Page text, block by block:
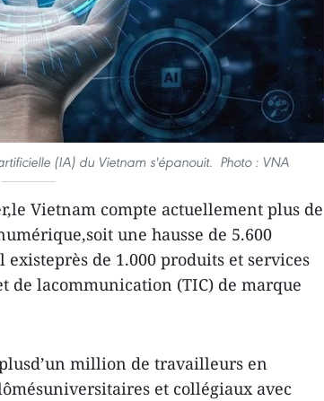
(IA) du Vietnam s'épanouit. Photo : VNA
Vietnam compte actuellement plus de
une hausse de 5.600
de 1.000 produits et services
de lacommunication (TIC) de marque
million de travailleurs en
et collégiaux avec